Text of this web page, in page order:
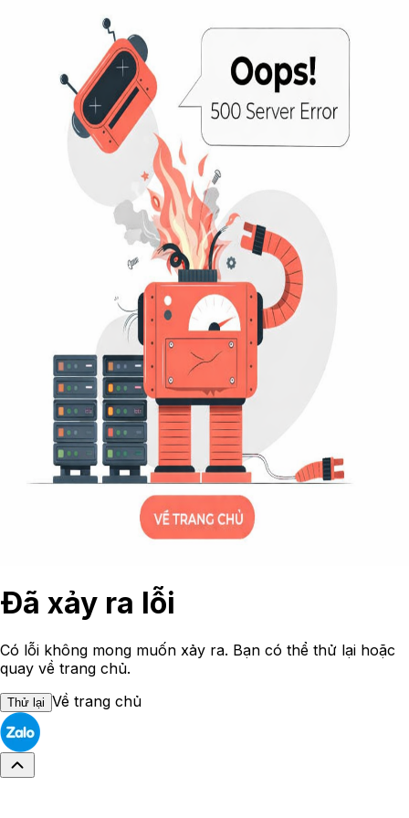
Đã xảy ra lỗi
Có lỗi không mong muốn xảy ra. Bạn có thể thử lại hoặc
quay về trang chủ.
Thử lại Về trang chủ